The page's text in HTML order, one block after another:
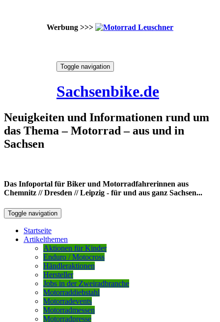
Werbung >>>
Toggle navigation
Sachsenbike.de
Neuigkeiten und Informationen rund um
das Thema – Motorrad – aus und in
Sachsen
Das Infoportal für Biker und Motorradfahrerinnen aus
Chemnitz // Dresden // Leipzig - für und aus ganz Sachsen...
Toggle navigation
Startseite
Artikelthemen
Aktionen für Kinder
Enduro / Motocross
Händleraktionen
Hersteller
Jobs in der Zweiradbranche
Motorraddiebstahl
Motorradevents
Motorradmessen
Motorradpresse